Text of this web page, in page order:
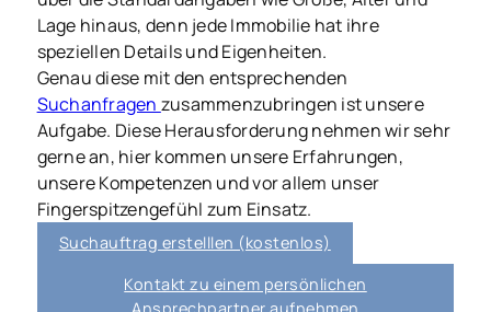
Lage hinaus, denn jede Immobilie hat ihre
speziellen Details und Eigenheiten.
Genau diese mit den entsprechenden
Suchanfragen zusammenzubringen ist unsere
Aufgabe. Diese Herausforderung nehmen wir sehr
gerne an, hier kommen unsere Erfahrungen,
unsere Kompetenzen und vor allem unser
Fingerspitzengefühl zum Einsatz.
Suchauftrag erstelllen (kostenlos)
Kontakt zu einem persönlichen